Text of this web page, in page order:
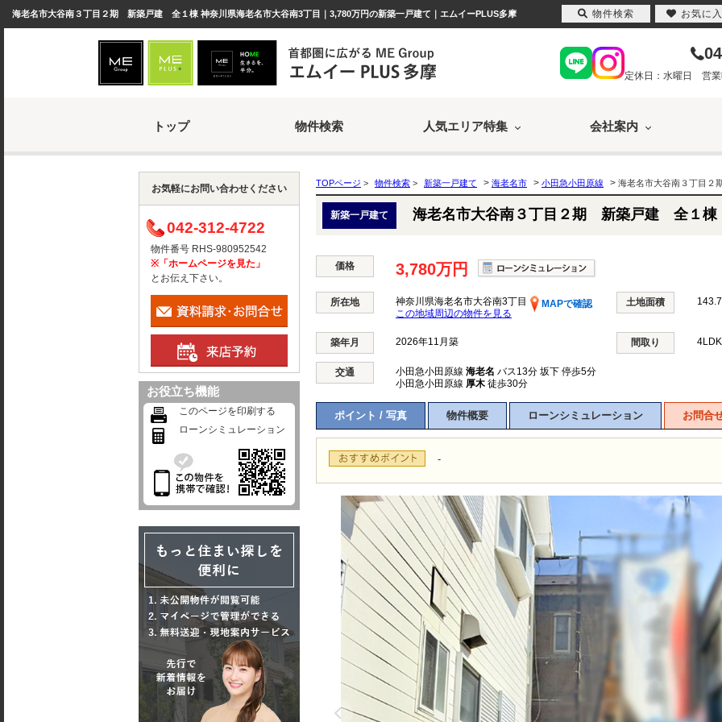
海老名市大谷南３丁目２期 新築戸建 全１棟 神奈川県海老名市大谷南3丁目｜3,780万円の新築一戸建て｜エムイーPLUS多摩
定休日：水曜日 営
トップ 物件検索 人気エリア特集 会社案内
TOPページ > 物件検索 > 新築一戸建て > 海老名市 > 小田急小田原線 > 海老名市大谷南３丁目
新築一戸建て 海老名市大谷南３丁目２期 新築戸建 全１棟
価格 3,780万円
所在地 神奈川県海老名市大谷南3丁目
MAPで確認
この地域周辺の物件を見る
土地面積
築年月 2026年11月築 間取り
交通 小田急小田原線 海老名 バス13分 坂下 停歩5分
小田急小田原線 厚木 徒歩30分
ポイント / 写真 物件概要 ローンシミュレーション お問合
-
お気軽にお問い合わせください
042-312-4722
物件番号 RHS-980952542
※「ホームページを見た」
とお伝え下さい。
お役立ち機能
このページを印刷する
ローンシミュレーション
物件検索 お気に